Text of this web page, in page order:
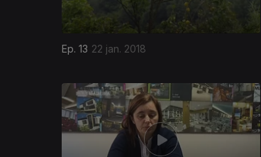
Ep. 13 22 jan. 2018